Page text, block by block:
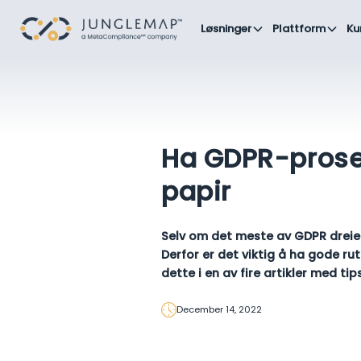
Løsninger Plattform
Ha GDPR-
papir
Selv om det meste av GDPR
Derfor er det viktig å ha gode
dette i en av fire artikler med tips
December 14, 2022